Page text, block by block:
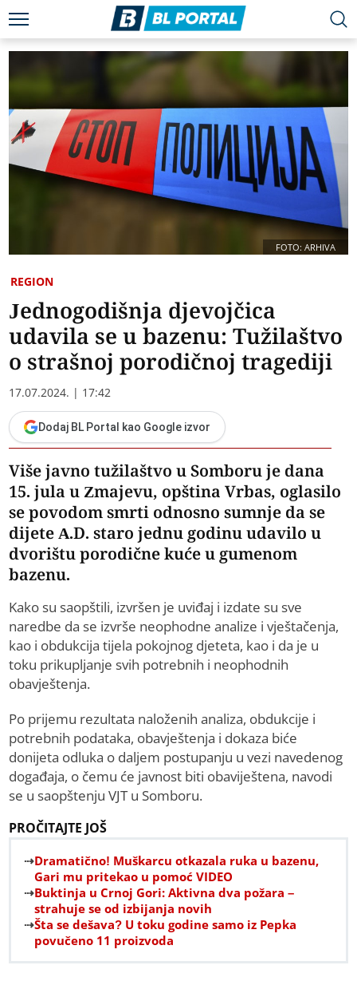
FOTO: ARHIVA
REGION
Jednogodišnja djevojčica
udavila se u bazenu: Tužilaštvo
o strašnoj porodičnoj tragediji
17.07.2024. | 17:42
Dodaj BL Portal kao Google izvor
Više javno tužilaštvo u Somboru je dana
15. jula u Zmajevu, opština Vrbas, oglasilo
se povodom smrti odnosno sumnje da se
dijete A.D. staro jednu godinu udavilo u
dvorištu porodične kuće u gumenom
bazenu.
Kako su saopštili, izvršen je uviđaj i izdate su sve
naredbe da se izvrše neophodne analize i vještačenja,
kao i obdukcija tijela pokojnog djeteta, kao i da je u
toku prikupljanje svih potrebnih i neophodnih
obavještenja.
Po prijemu rezultata naloženih analiza, obdukcije i
potrebnih podataka, obavještenja i dokaza biće
donijeta odluka o daljem postupanju u vezi navedenog
događaja, o čemu će javnost biti obaviještena, navodi
se u saopštenju VJT u Somboru.
PROČITAJTE JOŠ
Dramatično! Muškarcu otkazala ruka u bazenu,
Gari mu pritekao u pomoć VIDEO
Buktinja u Crnoj Gori: Aktivna dva požara –
strahuje se od izbijanja novih
Šta se dešava? U toku godine samo iz Pepka
povučeno 11 proizvoda